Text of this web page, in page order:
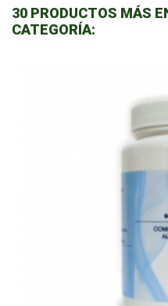
30 PRODUCTOS MÁS
CATEGORÍA: